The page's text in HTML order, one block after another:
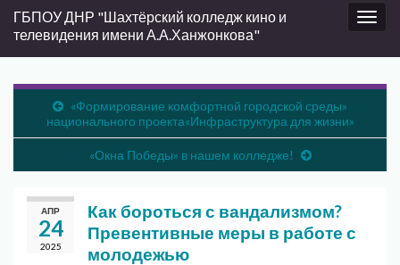
Вкл/
ГБПОУ ДНР "Шахтёрский колледж кино и
телевидения имени А.А.Ханжонкова"
«Формирование комфортной городской среды»
национального проекта«Инфраструктура для жизни»
«Окна Победы» в нашем колледже!
АПР
24
2025
Как бороться с вандализмом?
Превентивные меры в работе с
молодежью